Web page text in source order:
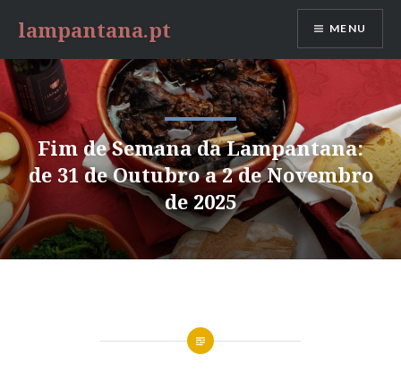
para
conteúdo
lampantana.pt MENU
Fim de Semana da Lampantana:
de 31 de Outubro a 2 de Novembro
de 2025